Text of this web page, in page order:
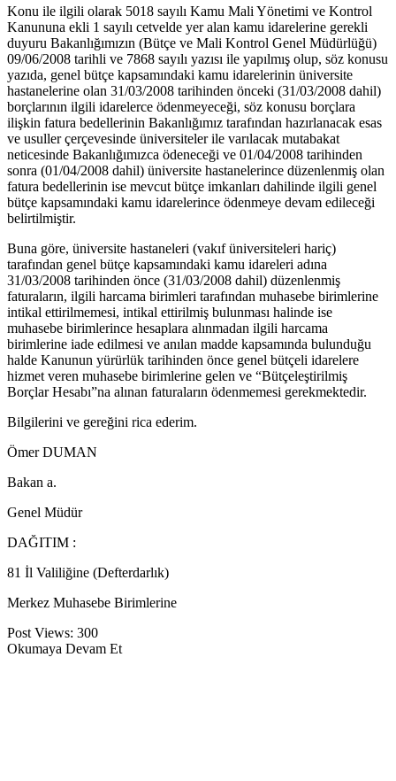
Konu ile ilgili olarak 5018 sayılı Kamu Mali Yönetimi ve Kontrol
Kanununa ekli 1 sayılı cetvelde yer alan kamu idarelerine gerekli
duyuru Bakanlığımızın (Bütçe ve Mali Kontrol Genel Müdürlüğü)
09/06/2008 tarihli ve 7868 sayılı yazısı ile yapılmış olup, söz konusu
yazıda, genel bütçe kapsamındaki kamu idarelerinin üniversite
hastanelerine olan 31/03/2008 tarihinden önceki (31/03/2008 dahil)
borçlarının ilgili idarelerce ödenmeyeceği, söz konusu borçlara
ilişkin fatura bedellerinin Bakanlığımız tarafından hazırlanacak esas
ve usuller çerçevesinde üniversiteler ile varılacak mutabakat
neticesinde Bakanlığımızca ödeneceği ve 01/04/2008 tarihinden
sonra (01/04/2008 dahil) üniversite hastanelerince düzenlenmiş olan
fatura bedellerinin ise mevcut bütçe imkanları dahilinde ilgili genel
bütçe kapsamındaki kamu idarelerince ödenmeye devam edileceği
belirtilmiştir.
Buna göre, üniversite hastaneleri (vakıf üniversiteleri hariç)
tarafından genel bütçe kapsamındaki kamu idareleri adına
31/03/2008 tarihinden önce (31/03/2008 dahil) düzenlenmiş
faturaların, ilgili harcama birimleri tarafından muhasebe birimlerine
intikal ettirilmemesi, intikal ettirilmiş bulunması halinde ise
muhasebe birimlerince hesaplara alınmadan ilgili harcama
birimlerine iade edilmesi ve anılan madde kapsamında bulunduğu
halde Kanunun yürürlük tarihinden önce genel bütçeli idarelere
hizmet veren muhasebe birimlerine gelen ve “Bütçeleştirilmiş
Borçlar Hesabı”na alınan faturaların ödenmemesi gerekmektedir.
Bilgilerini ve gereğini rica ederim.
Ömer DUMAN
Bakan a.
Genel Müdür
DAĞITIM :
81 İl Valiliğine (Defterdarlık)
Merkez Muhasebe Birimlerine
Post Views: 300
Okumaya Devam Et